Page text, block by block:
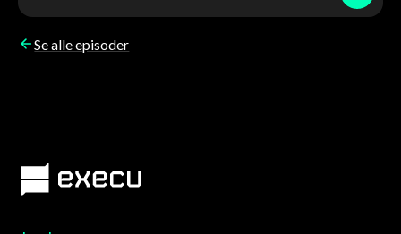
Se alle episoder